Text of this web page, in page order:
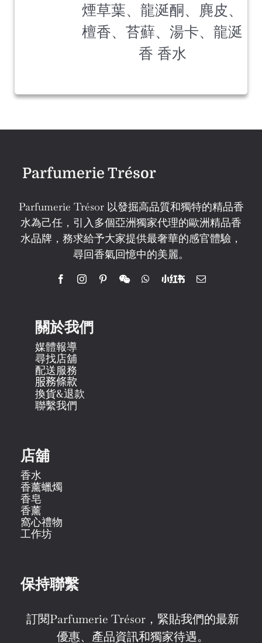
煙草葉、龍涎酮、麂皮、
檀香、苔蘚、湯卡、龍涎
香 香水
Parfumerie Trésor
Parfumerie Trésor 以發掘高品質和獨特的精品香
水為己任，引入多個亞洲獨家代理的歐洲精品香
水品牌，務求給予大家提供最奢華的感官體驗，
尋回香氣回憶中的美麗。
關於我們
媒體報導
尋找店舖
配送服務
服務條款
換貨&退款
聯繫我們
店舖
香水
香薰蠟燭
香皂
香薰
窩心禮物
工作坊
保持聯繫
訂閱Parfumerie Trésor，緊貼我們的最新
優惠、產品資訊和獨家待遇。